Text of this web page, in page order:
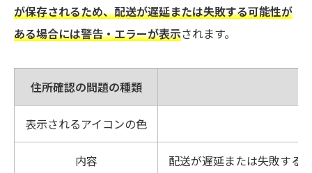
が保存されるため、配送が遅延または失敗する可能性が
ある場合には警告・エラーが表示されます。
住所確認の問題の種類
表示されるアイコンの色
内容 配送が遅延または失敗する